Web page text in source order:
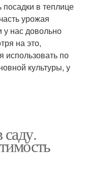
в теплице
урожая
у нас довольно
на это,
использовать по
культуры, у